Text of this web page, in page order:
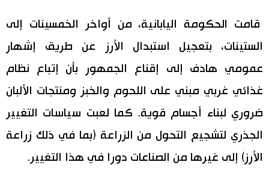
قامت الحكومة اليابانية، من أواخر الخمسينات إلى
الستينات، بتعجيل استبدال الأرز عن طريق إشهار
عمومي هادف إلى إقناع الجمهور بأن إتباع نظام
غذائي غربي مبني على اللحوم والخبز ومنتجات الألبان
ضروري لبناء أجسام قوية. كما لعبت سياسات التغيير
الجذري لتشجيع التحول من الزراعة (بما في ذلك زراعة
الأرز) إلى غيرها من الصناعات دورا في هذا التغيير.